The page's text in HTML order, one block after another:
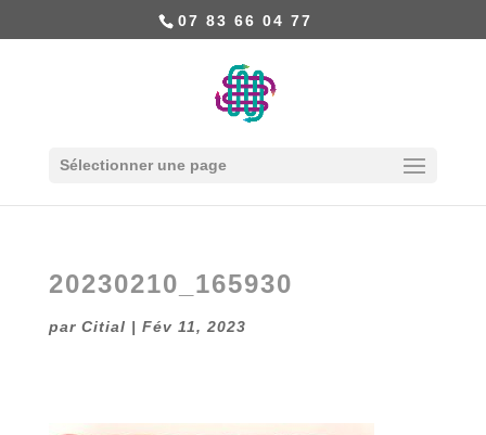
07 83 66 04 77
Sélectionner une page
20230210_165930
par Citial | Fév 11, 2023